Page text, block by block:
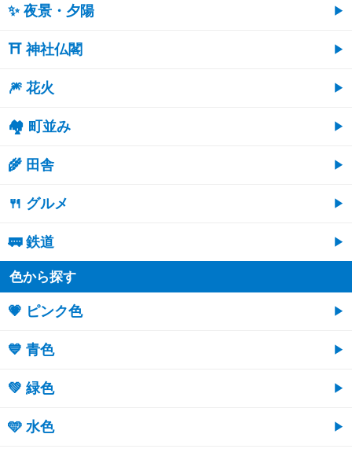
✨ 夜景・夕陽
⛩ 神社仏閣
🎆 花火
🏘 町並み
🌾 田舎
🍴 グルメ
🚃 鉄道
色から探す
💗 ピンク色
💙 青色
💚 緑色
🩵 水色